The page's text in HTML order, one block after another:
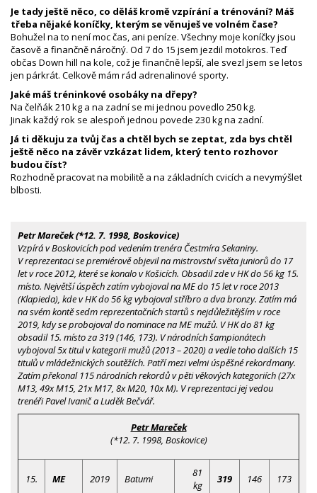
Je tady ještě něco, co děláš kromě vzpírání a trénování? Máš
třeba nějaké koníčky, kterým se věnuješ ve volném čase?
Bohužel na to není moc čas, ani peníze. Všechny moje koníčky jsou
časově a finančně náročný. Od 7 do 15 jsem jezdil motokros. Teď
občas Down hill na kole, což je finančně lepší, ale svezl jsem se letos
jen párkrát. Celkově mám rád adrenalinové sporty.
Jaké máš tréninkové osobáky na dřepy?
Na čelňák 210 kg a na zadní se mi jednou povedlo 250 kg.
Jinak každý rok se alespoň jednou povede 230 kg na zadní.
Já ti děkuju za tvůj čas a chtěl bych se zeptat, zda bys chtěl
ještě něco na závěr vzkázat lidem, který tento rozhovor
budou číst?
Rozhodně pracovat na mobilitě a na základních cvicích a nevymýšlet
blbosti.
Petr Mareček (*12. 7. 1998, Boskovice)
Vzpírá v Boskovicích pod vedením trenéra Čestmíra Sekaniny.
V reprezentaci se premiérově objevil na mistrovství světa juniorů do 17
let v roce 2012, které se konalo v Košicích. Obsadil zde v HK do 56 kg 15.
místo. Největší úspěch zatím vybojoval na ME do 15 let v roce 2013
(Klapieda), kde v HK do 56 kg vybojoval stříbro a dva bronzy. Zatím má
na svém kontě sedm reprezentačních startů s nejdůležitějším v roce
2019, kdy se probojoval do nominace na ME mužů. V HK do 81 kg
obsadil 15. místo za 319 (146, 173). V národních šampionátech
vybojoval 5x titul v kategorii mužů (2013 – 2020) a vedle toho dalších 15
titulů v mládežnických soutěžích. Patří mezi velmi úspěšné rekordmany.
Zatím překonal 115 národních rekordů v pěti věkových kategoriích (27x
M13, 49x M15, 21x M17, 8x M20, 10x M). V reprezentaci jej vedou
trenéři Pavel Ivanič a Luděk Bečvář.
Petr Mareček
(*12. 7. 1998, Boskovice)
15. ME 2019 Batumi
81
kg
319 146 173